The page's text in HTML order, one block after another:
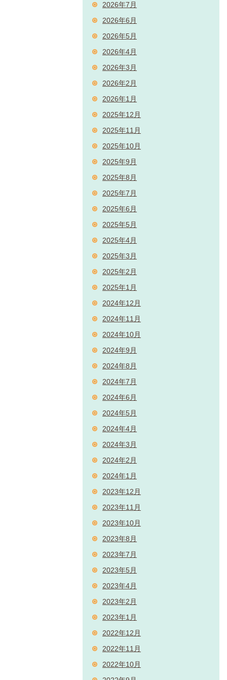
2026年7月
2026年6月
2026年5月
2026年4月
2026年3月
2026年2月
2026年1月
2025年12月
2025年11月
2025年10月
2025年9月
2025年8月
2025年7月
2025年6月
2025年5月
2025年4月
2025年3月
2025年2月
2025年1月
2024年12月
2024年11月
2024年10月
2024年9月
2024年8月
2024年7月
2024年6月
2024年5月
2024年4月
2024年3月
2024年2月
2024年1月
2023年12月
2023年11月
2023年10月
2023年8月
2023年7月
2023年5月
2023年4月
2023年2月
2023年1月
2022年12月
2022年11月
2022年10月